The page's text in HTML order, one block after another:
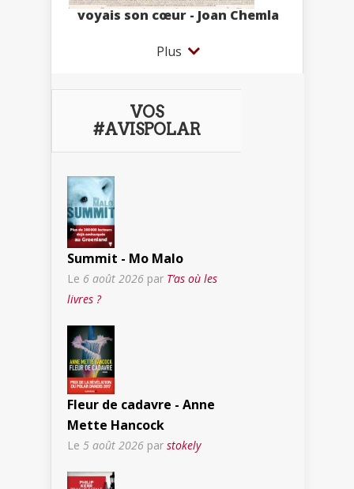
voyais son cœur - Joan Chemla
Plus
VOS
#AVISPOLAR
Summit - Mo Malo
Le 6 août 2026 par T’as où les
livres ?
Fleur de cadavre - Anne
Mette Hancock
Le 5 août 2026 par stokely